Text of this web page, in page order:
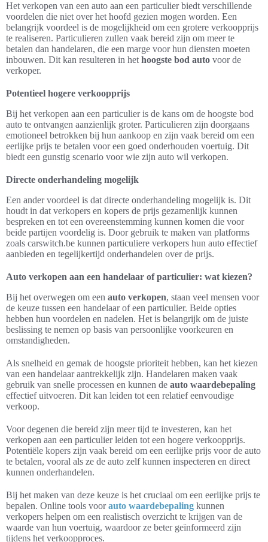
Het verkopen van een auto aan een particulier biedt verschillende
voordelen die niet over het hoofd gezien mogen worden. Een
belangrijk voordeel is de mogelijkheid om een grotere verkoopprijs
te realiseren. Particulieren zullen vaak bereid zijn om meer te
betalen dan handelaren, die een marge voor hun diensten moeten
inbouwen. Dit kan resulteren in het hoogste bod auto voor de
verkoper.
Potentieel hogere verkoopprijs
Bij het verkopen aan een particulier is de kans om de hoogste bod
auto te ontvangen aanzienlijk groter. Particulieren zijn doorgaans
emotioneel betrokken bij hun aankoop en zijn vaak bereid om een
eerlijke prijs te betalen voor een goed onderhouden voertuig. Dit
biedt een gunstig scenario voor wie zijn auto wil verkopen.
Directe onderhandeling mogelijk
Een ander voordeel is dat directe onderhandeling mogelijk is. Dit
houdt in dat verkopers en kopers de prijs gezamenlijk kunnen
bespreken en tot een overeenstemming kunnen komen die voor
beide partijen voordelig is. Door gebruik te maken van platforms
zoals carswitch.be kunnen particuliere verkopers hun auto effectief
aanbieden en tegelijkertijd onderhandelen over de prijs.
Auto verkopen aan een handelaar of particulier: wat kiezen?
Bij het overwegen om een auto verkopen, staan veel mensen voor
de keuze tussen een handelaar of een particulier. Beide opties
hebben hun voordelen en nadelen. Het is belangrijk om de juiste
beslissing te nemen op basis van persoonlijke voorkeuren en
omstandigheden.
Als snelheid en gemak de hoogste prioriteit hebben, kan het kiezen
van een handelaar aantrekkelijk zijn. Handelaren maken vaak
gebruik van snelle processen en kunnen de auto waardebepaling
effectief uitvoeren. Dit kan leiden tot een relatief eenvoudige
verkoop.
Voor degenen die bereid zijn meer tijd te investeren, kan het
verkopen aan een particulier leiden tot een hogere verkoopprijs.
Potentiële kopers zijn vaak bereid om een eerlijke prijs voor de auto
te betalen, vooral als ze de auto zelf kunnen inspecteren en direct
kunnen onderhandelen.
Bij het maken van deze keuze is het cruciaal om een eerlijke prijs te
bepalen. Online tools voorauto waardebepaling kunnen
verkopers helpen om een realistisch overzicht te krijgen van de
waarde van hun voertuig, waardoor ze beter geïnformeerd zijn
tijdens het verkoopproces.